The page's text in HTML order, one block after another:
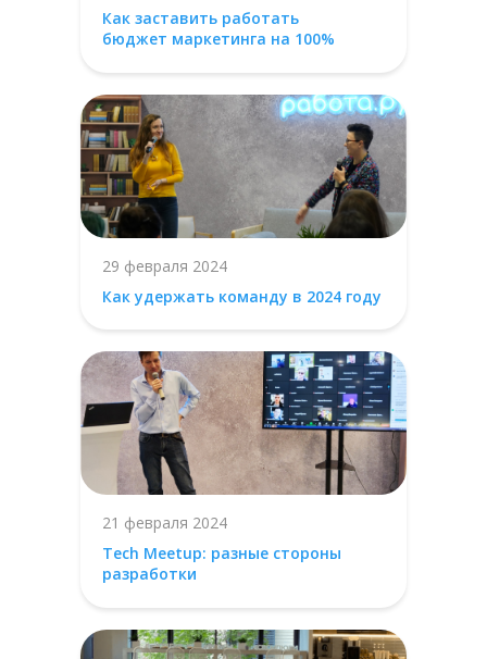
Как заставить работать
бюджет маркетинга на 100%
29 февраля 2024
Как удержать команду в 2024 году
21 февраля 2024
Tech Meetup: разные стороны
разработки